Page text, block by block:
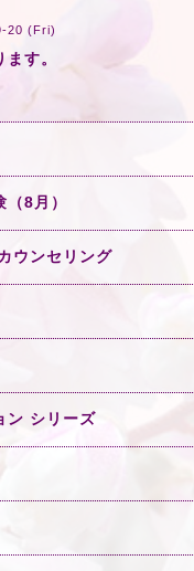
20 (Fri)
す。
8月）
ウンセリング
ン シリーズ